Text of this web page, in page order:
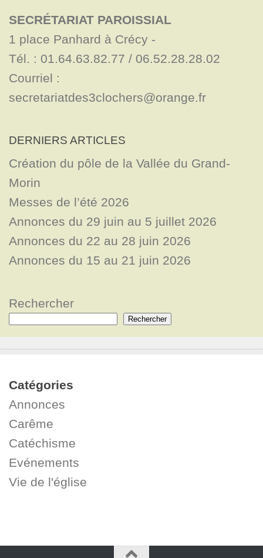
SECRÉTARIAT PAROISSIAL
1 place Panhard à Crécy -
Tél. : 01.64.63.82.77 / 06.52.28.28.02
Courriel :
secretariatdes3clochers@orange.fr
DERNIERS ARTICLES
Création du pôle de la Vallée du Grand-
Morin
Messes de l’été 2026
Annonces du 29 juin au 5 juillet 2026
Annonces du 22 au 28 juin 2026
Annonces du 15 au 21 juin 2026
Rechercher
Rechercher
Catégories
Annonces
Carême
Catéchisme
Evénements
Vie de l'église